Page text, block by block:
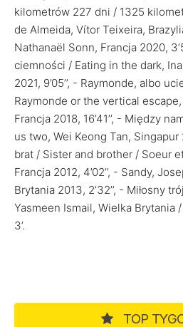
kilometrów 227 dni / 1325
de Almeida, Vítor Teixeira,
Nathanaël Sonn, Francja 2020,
ciemności / Eating in the dark,
2021, 9’05’’, - Raymonde, albo
Raymonde or the vertical
Francja 2018, 16’41’’, - Między
us two, Wei Keong Tan, Singapur
brat / Sister and brother / Soeur
Francja 2012, 4’02’’, - Sandy,
Brytania 2013, 2’32’’, - Miłosny
Yasmeen Ismail, Wielka Brytania
3’.
TOP